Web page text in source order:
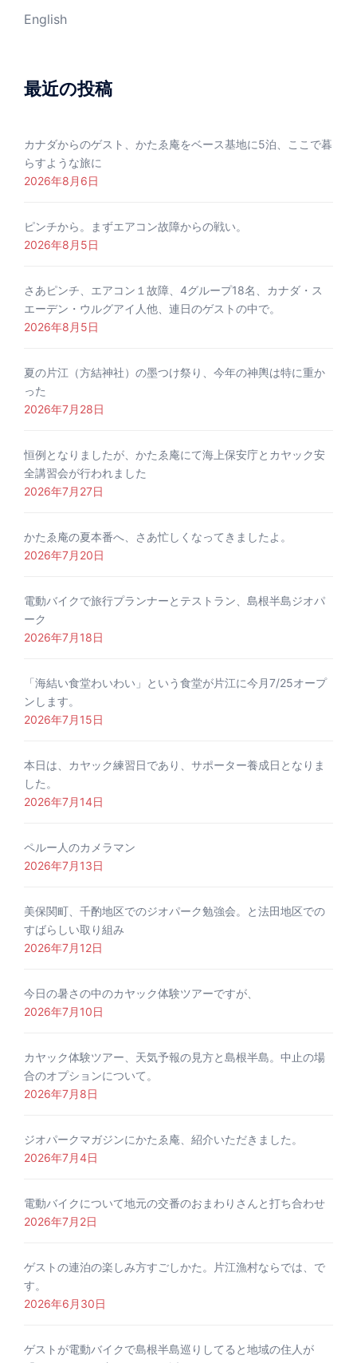
English
最近の投稿
カナダからのゲスト、かたゑ庵をベース基地に5泊、ここで暮
らすような旅に
2026年8月6日
ピンチから。まずエアコン故障からの戦い。
2026年8月5日
さあピンチ、エアコン１故障、4グループ18名、カナダ・ス
エーデン・ウルグアイ人他、連日のゲストの中で。
2026年8月5日
夏の片江（方結神社）の墨つけ祭り、今年の神輿は特に重か
った
2026年7月28日
恒例となりましたが、かたゑ庵にて海上保安庁とカヤック安
全講習会が行われました
2026年7月27日
かたゑ庵の夏本番へ、さあ忙しくなってきましたよ。
2026年7月20日
電動バイクで旅行プランナーとテストラン、島根半島ジオパ
ーク
2026年7月18日
「海結い食堂わいわい」という食堂が片江に今月7/25オープ
ンします。
2026年7月15日
本日は、カヤック練習日であり、サポーター養成日となりま
した。
2026年7月14日
ペルー人のカメラマン
2026年7月13日
美保関町、千酌地区でのジオパーク勉強会。と法田地区での
すばらしい取り組み
2026年7月12日
今日の暑さの中のカヤック体験ツアーですが、
2026年7月10日
カヤック体験ツアー、天気予報の見方と島根半島。中止の場
合のオプションについて。
2026年7月8日
ジオパークマガジンにかたゑ庵、紹介いただきました。
2026年7月4日
電動バイクについて地元の交番のおまわりさんと打ち合わせ
2026年7月2日
ゲストの連泊の楽しみ方すごしかた。片江漁村ならでは、で
す。
2026年6月30日
ゲストが電動バイクで島根半島巡りしてると地域の住人が